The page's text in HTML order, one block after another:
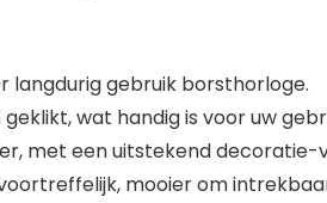
langdurig gebruik borsthorloge.
wat handig is voor uw
met een uitstekend
mooier om